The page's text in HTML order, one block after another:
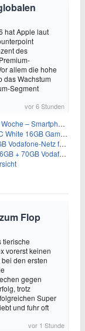
hat Apple laut
des
allem die hohe
das Wachstum
Segment
vor 6 Stunden
& SIM-Only im Überblick
Grafikkarte für 579€
Monat (effektiv 6,41€/Monat)
Monat (effektiv 4,74€/Monat)
Flop
tierische
vorerst keinen
den ersten
gegen
trotz
Super
und fuhr oft
vor 1 Stunde